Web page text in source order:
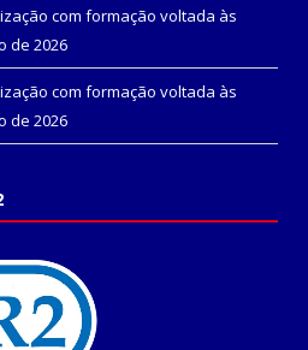
com formação voltada às
de 2026
com formação voltada às
de 2026